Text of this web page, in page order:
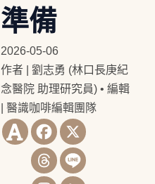
準備
2026-05-06
作者 | 劉志勇 (林口長庚紀
念醫院 助理研究員)• 編輯
| 醫識咖啡編輯團隊